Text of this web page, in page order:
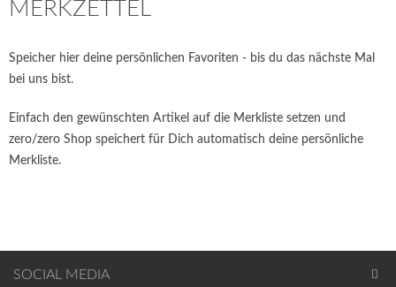
MERKZETTEL
Speicher hier deine persönlichen Favoriten - bis du das nächste Mal
bei uns bist.
Einfach den gewünschten Artikel auf die Merkliste setzen und
zero/zero Shop speichert für Dich automatisch deine persönliche
Merkliste.
SOCIAL MEDIA